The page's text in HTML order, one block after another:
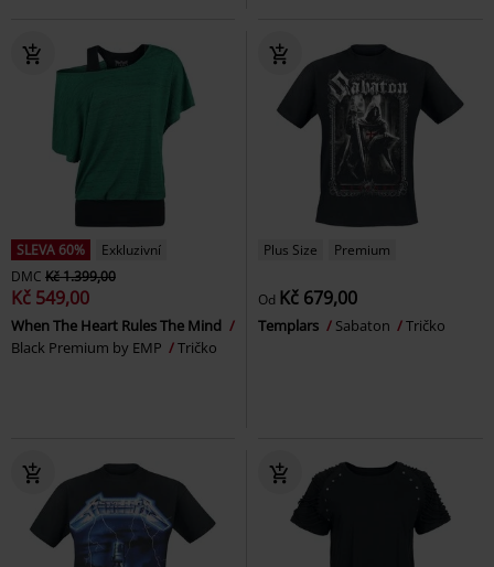
SLEVA 60%
Exkluzivní
DMC Kč 1.399,00
Kč 549,00
When The Heart Rules The Mind
Black Premium by EMP
Tričko
Plus Size Premium
Od Kč 679,00
Templars Sabaton Tričko